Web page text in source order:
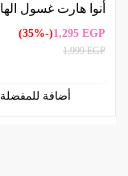
1,295 EGP
(-35%)
1,999EGP
أضافة للمفضلة